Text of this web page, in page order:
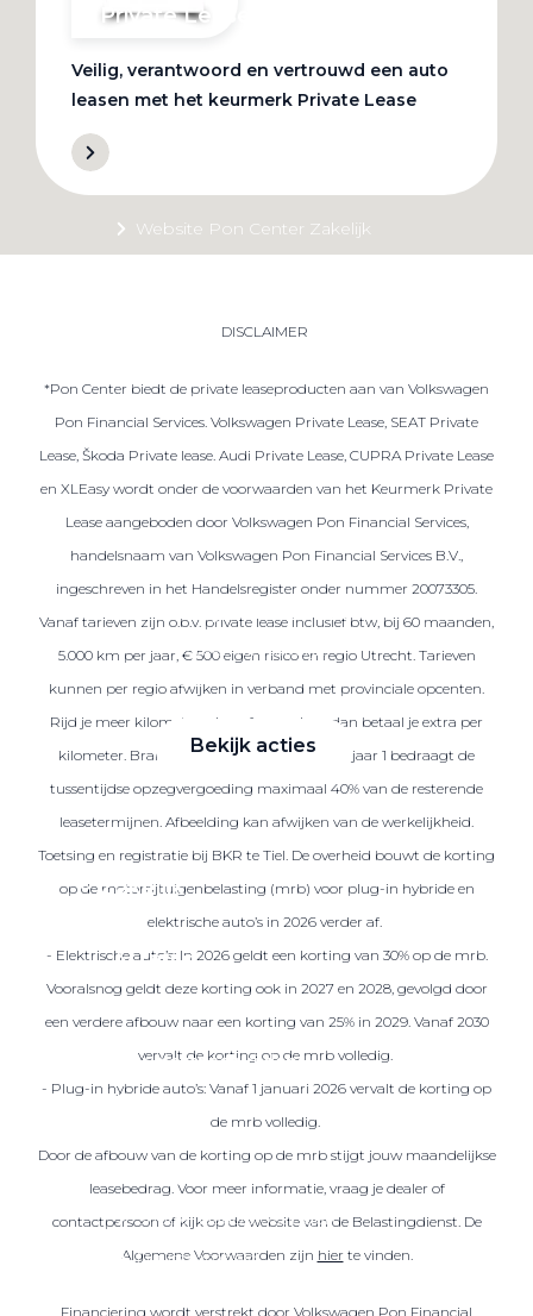
Private Lease
Website Pon Center Zakelijk
Berijdersinfo
Zakelijke Lease acties
Profiteer van zakelijk
voordeel
Bekijk acties
Zakelijk
Terug
Over elektrisch rijden
Over elektrisch rijden
Onderhoud en kosten
Shuttel laadoplossingen
Duurzaamheid
Veilig, verantwoord en vertrouwd een auto
leasen met het keurmerk Private Lease
DISCLAIMER
*Pon Center biedt de private leaseproducten aan van Volkswagen
Pon Financial Services. Volkswagen Private Lease, SEAT Private
Lease, Škoda Private lease. Audi Private Lease, CUPRA Private Lease
en XLEasy wordt onder de voorwaarden van het Keurmerk Private
Lease aangeboden door Volkswagen Pon Financial Services,
handelsnaam van Volkswagen Pon Financial Services B.V.,
ingeschreven in het Handelsregister onder nummer 20073305.
Vanaf tarieven zijn o.b.v. private lease inclusief btw, bij 60 maanden,
5.000 km per jaar, € 500 eigen risico en regio Utrecht. Tarieven
kunnen per regio afwijken in verband met provinciale opcenten.
Rijd je meer kilometers dan afgesproken, dan betaal je extra per
kilometer. Brandstof is niet inbegrepen. Na jaar 1 bedraagt de
tussentijdse opzegvergoeding maximaal 40% van de resterende
leasetermijnen. Afbeelding kan afwijken van de werkelijkheid.
Toetsing en registratie bij BKR te Tiel. De overheid bouwt de korting
op de motorrijtuigenbelasting (mrb) voor plug-in hybride en
elektrische auto’s in 2026 verder af.
- Elektrische auto’s: In 2026 geldt een korting van 30% op de mrb.
Vooralsnog geldt deze korting ook in 2027 en 2028, gevolgd door
een verdere afbouw naar een korting van 25% in 2029. Vanaf 2030
vervalt de korting op de mrb volledig.
- Plug-in hybride auto’s: Vanaf 1 januari 2026 vervalt de korting op
de mrb volledig.
Door de afbouw van de korting op de mrb stijgt jouw maandelijkse
leasebedrag. Voor meer informatie, vraag je dealer of
contactpersoon of kijk op de website van de Belastingdienst. De
Algemene Voorwaarden zijn hier te vinden.
Financiering wordt verstrekt door Volkswagen Pon Financial